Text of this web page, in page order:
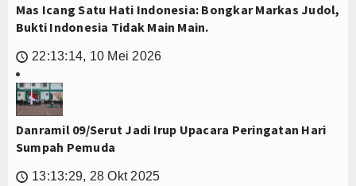
Mas Icang Satu Hati Indonesia: Bongkar Markas Judol,
Bukti Indonesia Tidak Main Main.
🕔 22:13:14, 10 Mei 2026
Danramil 09/Serut Jadi Irup Upacara Peringatan Hari
Sumpah Pemuda
🕔 13:13:29, 28 Okt 2025